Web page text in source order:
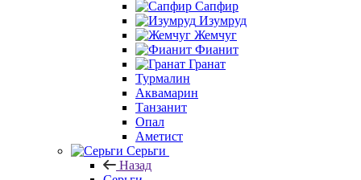
Сапфир
Изумруд
Жемчуг
Фианит
Гранат
Турмалин
Аквамарин
Танзанит
Опал
Аметист
Серьги
Назад